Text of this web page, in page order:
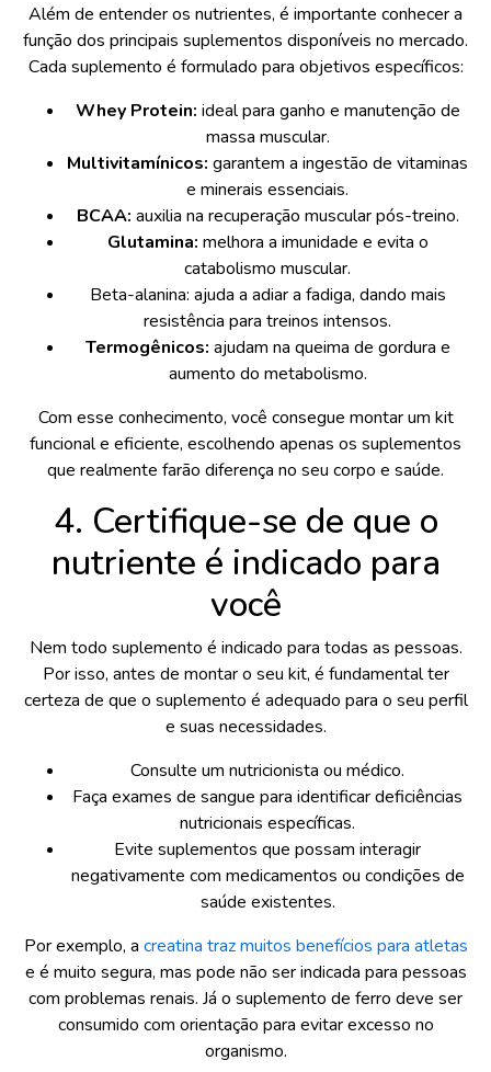
Além de entender os nutrientes, é importante conhecer a
função dos principais suplementos disponíveis no mercado.
Cada suplemento é formulado para objetivos específicos:
Whey Protein: ideal para ganho e manutenção de
massa muscular.
Multivitamínicos: garantem a ingestão de vitaminas
e minerais essenciais.
BCAA: auxilia na recuperação muscular pós-treino.
Glutamina: melhora a imunidade e evita o
catabolismo muscular.
Beta-alanina: ajuda a adiar a fadiga, dando mais
resistência para treinos intensos.
Termogênicos: ajudam na queima de gordura e
aumento do metabolismo.
Com esse conhecimento, você consegue montar um kit
funcional e eficiente, escolhendo apenas os suplementos
que realmente farão diferença no seu corpo e saúde.
4. Certifique-se de que o
nutriente é indicado para
você
Nem todo suplemento é indicado para todas as pessoas.
Por isso, antes de montar o seu kit, é fundamental ter
certeza de que o suplemento é adequado para o seu perfil
e suas necessidades.
Consulte um nutricionista ou médico.
Faça exames de sangue para identificar deficiências
nutricionais específicas.
Evite suplementos que possam interagir
negativamente com medicamentos ou condições de
saúde existentes.
Por exemplo, a creatina traz muitos benefícios para atletas
e é muito segura, mas pode não ser indicada para pessoas
com problemas renais. Já o suplemento de ferro deve ser
consumido com orientação para evitar excesso no
organismo.